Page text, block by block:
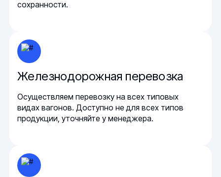
сохранности.
Железнодорожная перевозка
Осуществляем перевозку на всех типовых
видах вагонов. Доступно не для всех типов
продукции, уточняйте у менеджера.